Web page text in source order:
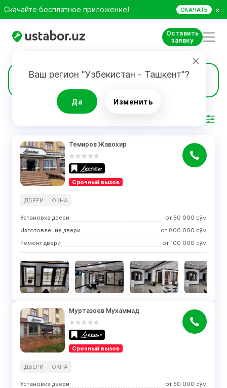
Скачайте бесплатное приложение! СКАЧАТЬ ×
Оставить
заявку
Ваш регион "Узбекистан - Ташкент"?
Да Изменить
Двери 10
РЕЗУЛЬТАТ
Темиров Жавохир
Срочный вызов
ДВЕРИ ОКНА
Установка двери от 50 000 сўм
Изготовление двери
от 800 000 сўм
Ремонт двери
от 100 000 сўм
Муртазоев Мухаммад
Срочный вызов
ДВЕРИ ОКНА
Установка двери от 50 000 сўм